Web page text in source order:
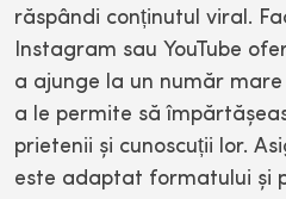
răspândi conținutul viral.
Instagram sau YouTube
a ajunge la un număr
a le permite să
prietenii și cunoscuții lor.
este adaptat formatului și